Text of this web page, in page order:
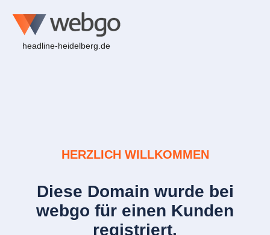
headline-heidelberg.de
HERZLICH WILLKOMMEN
Diese Domain wurde bei
webgo für einen Kunden
registriert.